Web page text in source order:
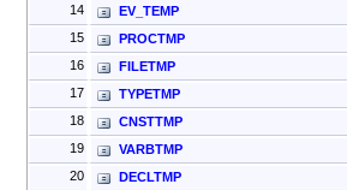
14
EV_TEMP
15
PROCTMP
16
FILETMP
17
TYPETMP
18
CNSTTMP
19
VARBTMP
20
DECLTMP